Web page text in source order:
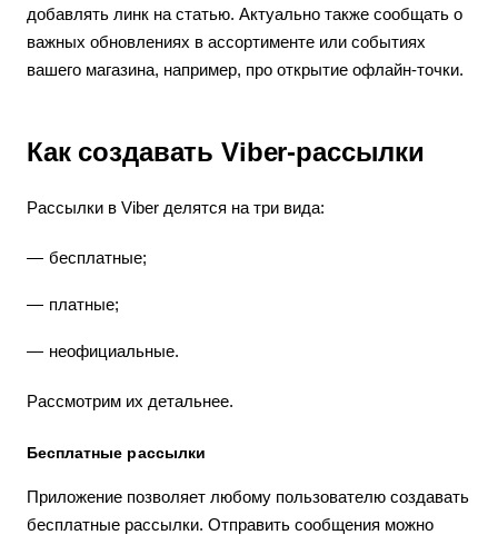
добавлять линк на статью. Актуально также сообщать о
важных обновлениях в ассортименте или событиях
вашего магазина, например, про открытие офлайн-точки.
Как создавать Viber-рассылки
Рассылки в Viber делятся на три вида:
бесплатные;
платные;
неофициальные.
Рассмотрим их детальнее.
Бесплатные рассылки
Приложение позволяет любому пользователю создавать
бесплатные рассылки. Отправить сообщения можно